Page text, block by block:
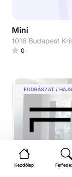
Mini
1016 Budapest
0
FODRÁSZAT /
Kezdőlap